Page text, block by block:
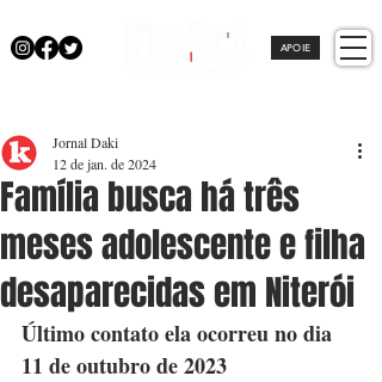
APOIE
Família busca há três
meses adolescente e filha
desaparecidas em Niterói
Jornal Daki
12 de jan. de 2024
Último contato ela ocorreu no dia
11 de outubro de 2023